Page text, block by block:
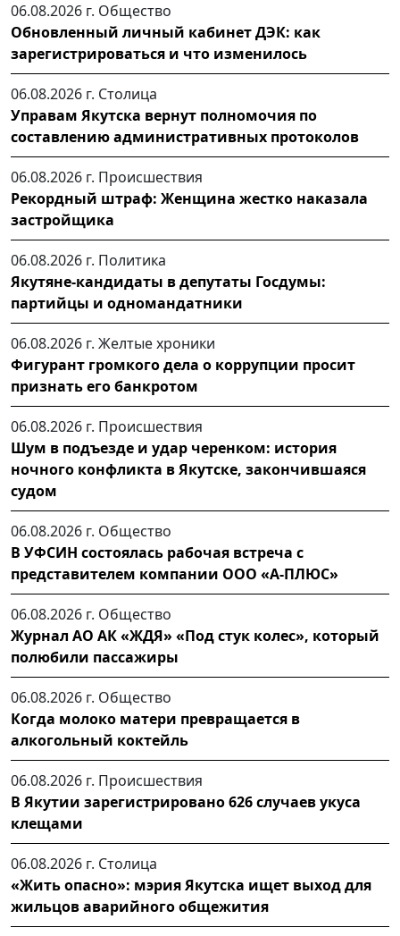
06.08.2026 г. Общество
Обновленный личный кабинет ДЭК: как
зарегистрироваться и что изменилось
06.08.2026 г. Столица
Управам Якутска вернут полномочия по
составлению административных протоколов
06.08.2026 г. Происшествия
Рекордный штраф: Женщина жестко наказала
застройщика
06.08.2026 г. Политика
Якутяне-кандидаты в депутаты Госдумы:
партийцы и одномандатники
06.08.2026 г. Желтые хроники
Фигурант громкого дела о коррупции просит
признать его банкротом
06.08.2026 г. Происшествия
Шум в подъезде и удар черенком: история
ночного конфликта в Якутске, закончившаяся
судом
06.08.2026 г. Общество
В УФСИН состоялась рабочая встреча с
представителем компании ООО «А-ПЛЮС»
06.08.2026 г. Общество
Журнал АО АК «ЖДЯ» «Под стук колес», который
полюбили пассажиры
06.08.2026 г. Общество
Когда молоко матери превращается в
алкогольный коктейль
06.08.2026 г. Происшествия
В Якутии зарегистрировано 626 случаев укуса
клещами
06.08.2026 г. Столица
«Жить опасно»: мэрия Якутска ищет выход для
жильцов аварийного общежития